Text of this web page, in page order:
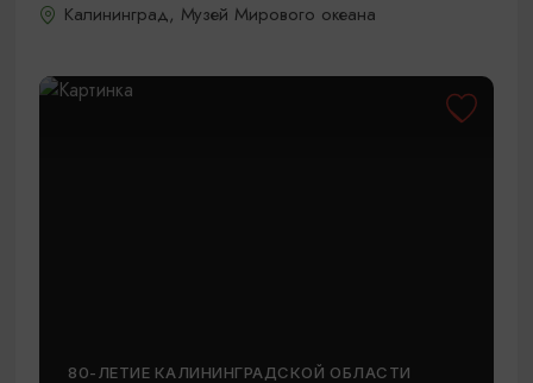
Калининград, Музей Мирового океана
80-ЛЕТИЕ КАЛИНИНГРАДСКОЙ ОБЛАСТИ